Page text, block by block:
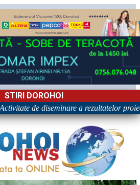
STIRI DOROHOI
de diseminare a rezultatelor